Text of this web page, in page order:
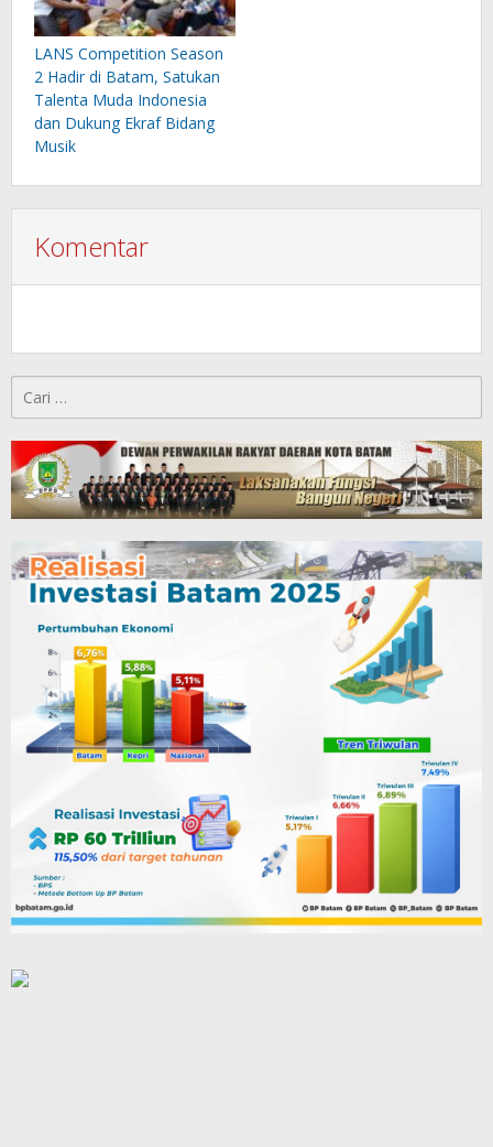
LANS Competition Season
2 Hadir di Batam, Satukan
Talenta Muda Indonesia
dan Dukung Ekraf Bidang
Musik
Komentar
untuk: